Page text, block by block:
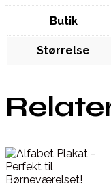
Butik
Størrelse